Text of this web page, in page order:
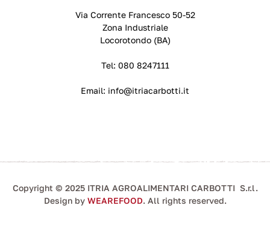
Via Corrente Francesco 50-52
Zona Industriale
Locorotondo (BA)
Tel: 080 8247111
Email: info@itriacarbotti.it
Copyright © 2025 ITRIA AGROALIMENTARI CARBOTTI S.r.l.
Design by WEAREFOOD. All rights reserved.